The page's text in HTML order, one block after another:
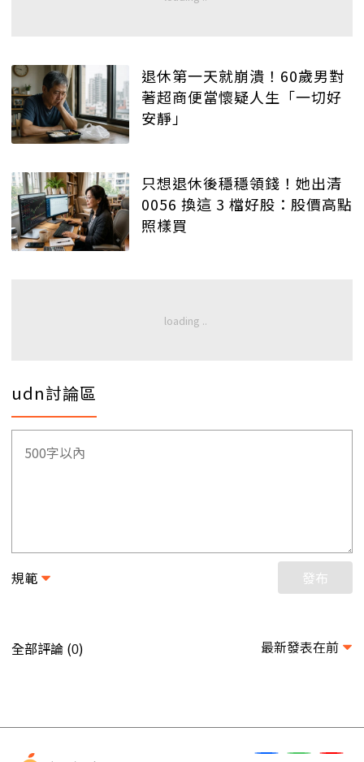
退休第一天就崩潰！60歲男對
著超商便當懷疑人生「一切好
安靜」
只想退休後穩穩領錢！她出清
0056 換這 3 檔好股：股價高點
照樣買
udn討論區
規範 發布
全部評論 (0) 最新發表在前